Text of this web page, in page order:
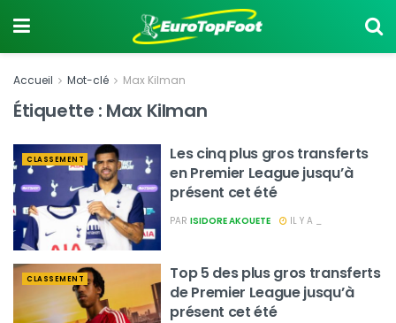
Accueil Mot-clé Max Kilman
Étiquette : Max Kilman
CLASSEMENT
Les cinq plus gros transferts
en Premier League jusqu’à
présent cet été
PAR ISIDORE AKOUETE IL Y A _
CLASSEMENT
Top 5 des plus gros transferts
de Premier League jusqu’à
présent cet été